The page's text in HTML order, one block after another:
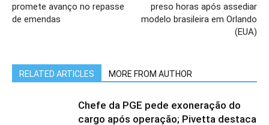
promete avanço no repasse
de emendas
preso horas após assediar
modelo brasileira em Orlando
(EUA)
RELATED ARTICLES MORE FROM AUTHOR
Chefe da PGE pede exoneração do
cargo após operação; Pivetta destaca